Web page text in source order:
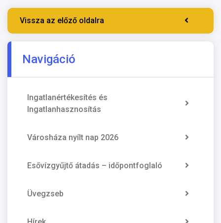
Vissza az előző oldalra
Navigáció
Ingatlanértékesítés és
Ingatlanhasznosítás
Városháza nyílt nap 2026
Esővízgyűjtő átadás – időpontfoglaló
Üvegzseb